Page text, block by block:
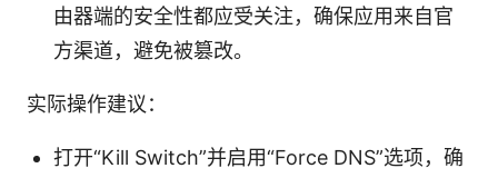
由器端的安全性都应受关注，确保应用来自官
方渠道，避免被篡改。
实际操作建议：
打开“Kill Switch”并启用“Force DNS”选项，确